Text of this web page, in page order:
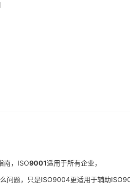
南，ISO9001适用于所有企业，
问题，只是ISO9004更适用于辅助